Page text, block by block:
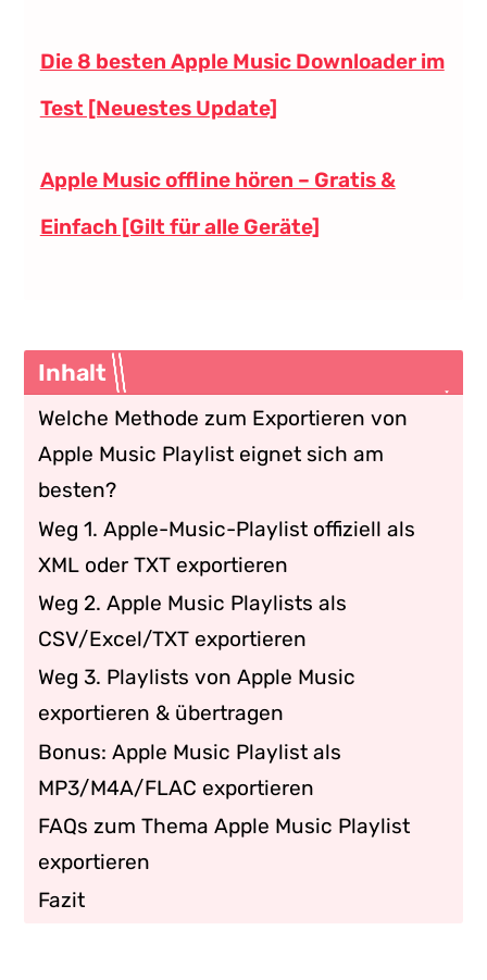
Die 8 besten Apple Music Downloader im
Test [Neuestes Update]
Apple Music offline hören – Gratis &
Einfach [Gilt für alle Geräte]
Inhalt
Welche Methode zum Exportieren von
Apple Music Playlist eignet sich am
besten?
Weg 1. Apple-Music-Playlist offiziell als
XML oder TXT exportieren
Weg 2. Apple Music Playlists als
CSV/Excel/TXT exportieren
Weg 3. Playlists von Apple Music
exportieren & übertragen
Bonus: Apple Music Playlist als
MP3/M4A/FLAC exportieren
FAQs zum Thema Apple Music Playlist
exportieren
Fazit